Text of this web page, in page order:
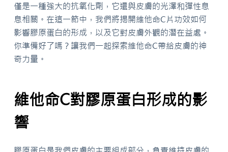
僅是一種強大的抗氧化劑，它還與皮膚的光澤和彈性息
息相關。在這一節中，我們將揭開維他命C片功效如何
影響膠原蛋白的形成，以及它對皮膚外觀的潛在益處。
你準備好了嗎？讓我們一起探索維他命C帶給皮膚的神
奇力量。
維他命C對膠原蛋白形成的影
響